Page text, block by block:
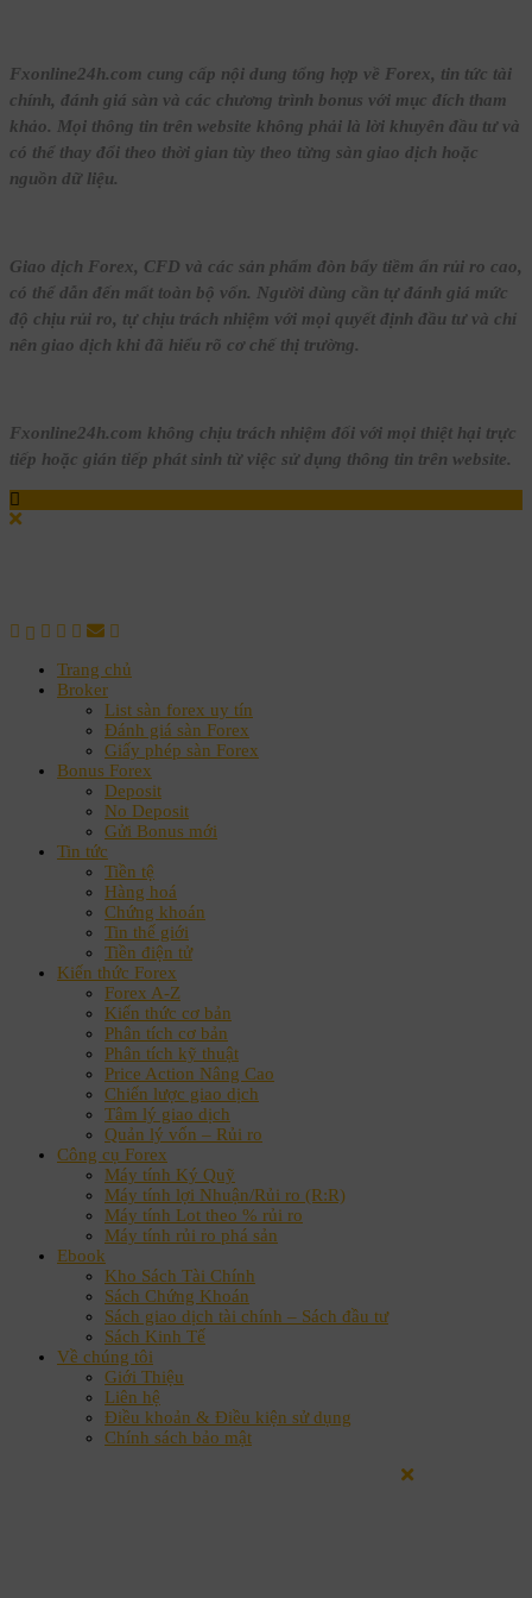
Fxonline24h.com cung cấp nội dung tổng hợp về Forex, tin tức tài
chính, đánh giá sàn và các chương trình bonus với mục đích tham
khảo. Mọi thông tin trên website không phải là lời khuyên đầu tư và
có thể thay đổi theo thời gian tùy theo từng sàn giao dịch hoặc
nguồn dữ liệu.
Giao dịch Forex, CFD và các sản phẩm đòn bẩy tiềm ẩn rủi ro cao,
có thể dẫn đến mất toàn bộ vốn. Người dùng cần tự đánh giá mức
độ chịu rủi ro, tự chịu trách nhiệm với mọi quyết định đầu tư và chỉ
nên giao dịch khi đã hiểu rõ cơ chế thị trường.
Fxonline24h.com không chịu trách nhiệm đối với mọi thiệt hại trực
tiếp hoặc gián tiếp phát sinh từ việc sử dụng thông tin trên website.
Trang chủ
Broker
List sàn forex uy tín
Đánh giá sàn Forex
Giấy phép sàn Forex
Bonus Forex
Deposit
No Deposit
Gửi Bonus mới
Tin tức
Tiền tệ
Hàng hoá
Chứng khoán
Tin thế giới
Tiền điện tử
Kiến thức Forex
Forex A-Z
Kiến thức cơ bản
Phân tích cơ bản
Phân tích kỹ thuật
Price Action Nâng Cao
Chiến lược giao dịch
Tâm lý giao dịch
Quản lý vốn – Rủi ro
Công cụ Forex
Máy tính Ký Quỹ
Máy tính lợi Nhuận/Rủi ro (R:R)
Máy tính Lot theo % rủi ro
Máy tính rủi ro phá sản
Ebook
Kho Sách Tài Chính
Sách Chứng Khoán
Sách giao dịch tài chính – Sách đầu tư
Sách Kinh Tế
Về chúng tôi
Giới Thiệu
Liên hệ
Điều khoản & Điều kiện sử dụng
Chính sách bảo mật